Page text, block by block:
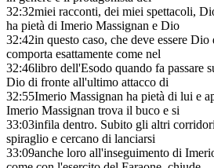
32:32miei racconti, dei miei spettacoli,
ha pietà di Imerio Massignan e Dio
32:42in questo caso, che deve essere
comporta esattamente come nel
32:46libro dell'Esodo quando fa passare
Dio di fronte all'ultimo attacco di
32:55Imerio Massignan ha pietà di lui e
Imerio Massignan trova il buco e si
33:03infila dentro. Subito gli altri
spiraglio e cercano di lanciarsi
33:09anche loro all'inseguimento di